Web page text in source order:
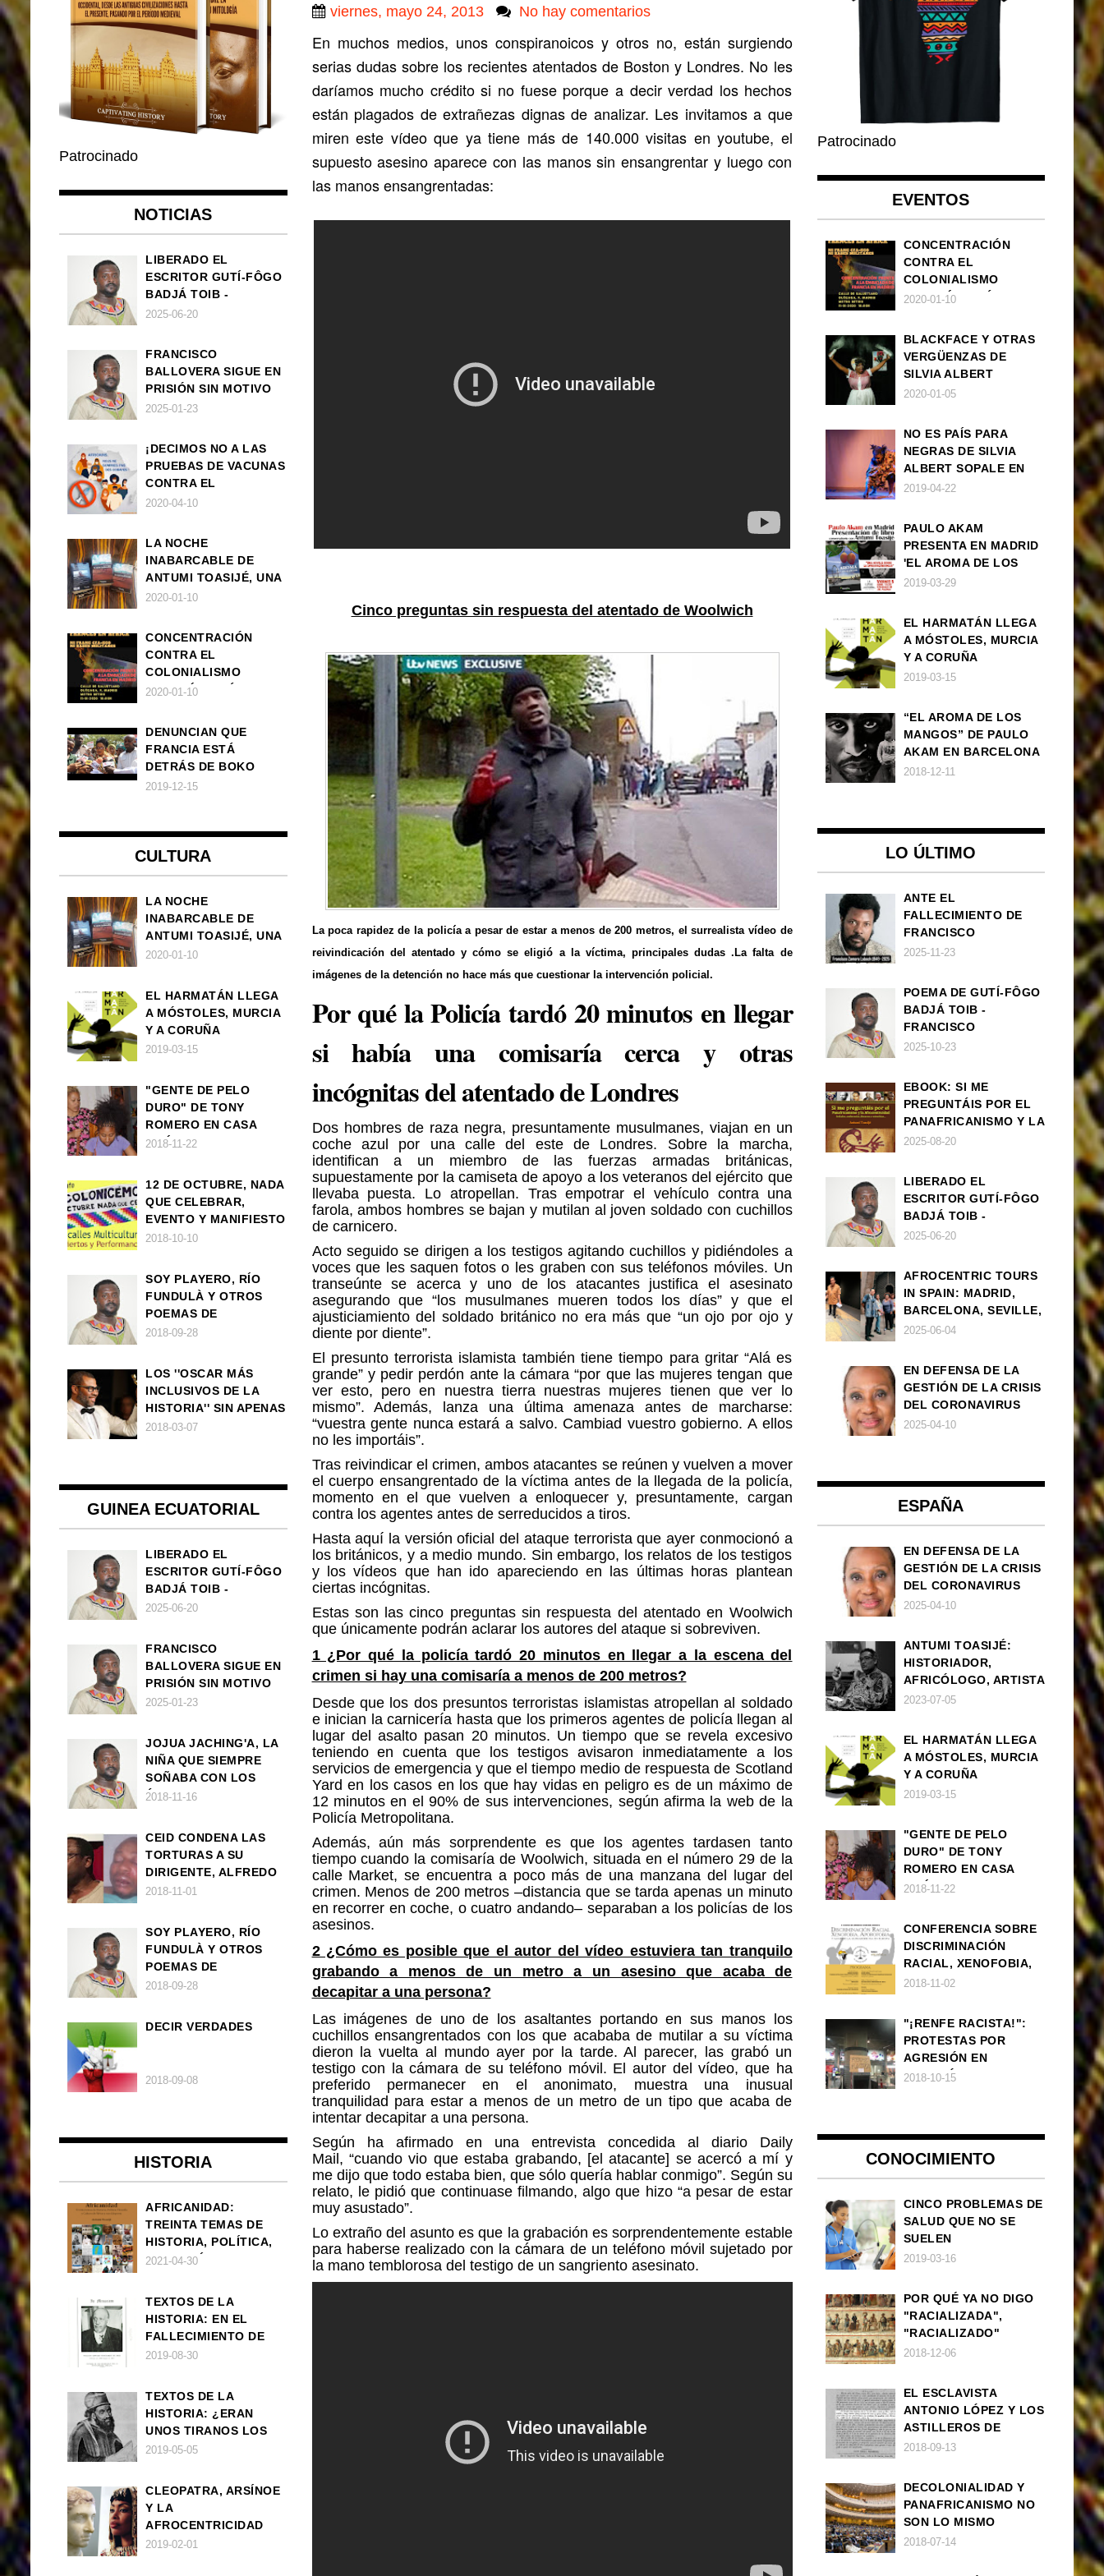
viernes, mayo 24, 2013 No hay comentarios
En muchos medios, unos conspiranoicos y otros no, están surgiendo
serias dudas sobre los recientes atentados de Boston y Londres. No les
daríamos mucho crédito si no fuese porque a decir verdad los hechos
están plagados de extrañezas dignas de analizar. Les invitamos a que
miren este vídeo que ya tiene más de 140.000 visitas en youtube, el
supuesto asesino aparece con las manos sin ensangrentar y luego con
las manos ensangrentadas:
Cinco preguntas sin respuesta del atentado de Woolwich
La poca rapidez de la policía a pesar de estar a menos de 200 metros, el surrealista vídeo de
reivindicación del atentado y cómo se eligió a la víctima, principales dudas .La falta de
imágenes de la detención no hace más que cuestionar la intervención policial.
Por qué la Policía tardó 20 minutos en llegar
si había una comisaría cerca y otras
incógnitas del atentado de Londres
Dos hombres de raza negra, presuntamente musulmanes, viajan en un
coche azul por una calle del este de Londres. Sobre la marcha,
identifican a un miembro de las fuerzas armadas británicas,
supuestamente por la camiseta de apoyo a los veteranos del ejército que
llevaba puesta. Lo atropellan. Tras empotrar el vehículo contra una
farola, ambos hombres se bajan y mutilan al joven soldado con cuchillos
de carnicero.
Acto seguido se dirigen a los testigos agitando cuchillos y pidiéndoles a
voces que les saquen fotos o les graben con sus teléfonos móviles. Un
transeúnte se acerca y uno de los atacantes justifica el asesinato
asegurando que“los musulmanes mueren todos los días” y que el
ajusticiamiento del soldado británico no era más que “un ojo por ojo y
diente por diente”.
El presunto terrorista islamista también tiene tiempo para gritar “Alá es
grande” y pedir perdón ante la cámara “por que las mujeres tengan que
ver esto, pero en nuestra tierra nuestras mujeres tienen que ver lo
mismo”. Además, lanza una última amenaza antes de marcharse:
“vuestra gente nunca estará a salvo. Cambiad vuestro gobierno. A ellos
no les importáis”.
Tras reivindicar el crimen, ambos atacantes se reúnen y vuelven a mover
el cuerpo ensangrentado de la víctima antes de la llegada de la policía,
momento en el que vuelven a enloquecer y, presuntamente, cargan
contra los agentes antes de serreducidos a tiros.
Hasta aquí la versión oficial del ataque terrorista que ayer conmocionó a
los británicos, y a medio mundo. Sin embargo, los relatos de los testigos
y los vídeos que han ido apareciendo en las últimas horas plantean
ciertas incógnitas.
Estas son lascinco preguntas sin respuesta del atentado en Woolwich
que únicamente podrán aclarar los autores del ataque si sobreviven.
1 ¿Por qué la policía tardó 20 minutos en llegar a la escena del
crimen si hay una comisaría a menos de 200 metros?
Desde que los dos presuntos terroristas islamistas atropellan al soldado
e inician la carnicería hasta que los primeros agentes de policía llegan al
lugar del asalto pasan 20 minutos. Un tiempo que se revela excesivo
teniendo en cuenta que los testigos avisaron inmediatamente a los
servicios de emergencia y que el tiempo medio de respuesta de Scotland
Yarden los casos en los que hay vidas en peligro es de un máximo de
12 minutosen el 90% de sus intervenciones, según afirma la web de la
Policía Metropolitana.
Además, aún más sorprendente es que los agentes tardasen tanto
tiempo cuando la comisaría de Woolwich, situada en el número 29 de la
calle Market, se encuentra a poco más de una manzana del lugar del
crimen. Menos de 200 metros –distancia que se tarda apenas un minuto
en recorrer en coche, o cuatro andando– separaban a los policías de los
asesinos.
2 ¿Cómo es posible que el autor del vídeo estuviera tan tranquilo
grabando a menos de un metro a un asesino que acaba de
decapitar a una persona?
Las imágenes de uno de los asaltantes portando en sus manos los
cuchillos ensangrentados con los que acababa de mutilar a su víctima
dieron la vuelta al mundo ayer por la tarde. Al parecer, las grabó un
testigo con la cámara de su teléfono móvil. El autor del vídeo, que ha
preferido permanecer en el anonimato, muestra una inusual
tranquilidad para estar a menos de un metro de un tipo que acaba de
intentar decapitar a una persona.
Según ha afirmado en una entrevista concedida al diario Daily
Mail, “cuando vio que estaba grabando, [el atacante] se acercó a mí y
me dijo que todo estaba bien, que sólo quería hablar conmigo”. Según su
relato, le pidió que continuase filmando, algo que hizo “a pesar de estar
muy asustado”.
Lo extraño del asunto es que la grabación es sorprendentemente estable
para haberse realizado con lacámara de un teléfono móvil sujetado por
la mano temblorosa del testigo de un sangriento asesinato.
Patrocinado
NOTICIAS
LIBERADO EL
ESCRITOR GUTÍ-FÔGO
BADJÁ TOIB -
FRANCISCO
2025-06-20
FRANCISCO
BALLOVERA SIGUE EN
PRISIÓN SIN MOTIVO
ALGUNO
2025-01-23
¡DECIMOS NO A LAS
PRUEBAS DE VACUNAS
CONTRA EL
CORONAVIRUS EN
2020-04-10
LA NOCHE
INABARCABLE DE
ANTUMI TOASIJÉ, UNA
NOVELA
2020-01-10
CONCENTRACIÓN
CONTRA EL
COLONIALISMO
FRANCÉS EN ÁFRICA
2020-01-10
DENUNCIAN QUE
FRANCIA ESTÁ
DETRÁS DE BOKO
HARAM
2019-12-15
CULTURA
LA NOCHE
INABARCABLE DE
ANTUMI TOASIJÉ, UNA
NOVELA
2020-01-10
EL HARMATÁN LLEGA
A MÓSTOLES, MURCIA
Y A CORUÑA
2019-03-15
"GENTE DE PELO
DURO" DE TONY
ROMERO EN CASA
AMÉRICA
2018-11-22
12 DE OCTUBRE, NADA
QUE CELEBRAR,
EVENTO Y MANIFIESTO
2018-10-10
SOY PLAYERO, RÍO
FUNDULÀ Y OTROS
POEMAS DE
FRANCISCO
2018-09-28
LOS ''OSCAR MÁS
INCLUSIVOS DE LA
HISTORIA'' SIN APENAS
TRIUNFOS AFRO
2018-03-07
GUINEA ECUATORIAL
LIBERADO EL
ESCRITOR GUTÍ-FÔGO
BADJÁ TOIB -
FRANCISCO
2025-06-20
FRANCISCO
BALLOVERA SIGUE EN
PRISIÓN SIN MOTIVO
ALGUNO
2025-01-23
JOJUA JACHING'A, LA
NIÑA QUE SIEMPRE
SOÑABA CON LOS
ÁNGELES (UN CUENTO
2018-11-16
CEID CONDENA LAS
TORTURAS A SU
DIRIGENTE, ALFREDO
OKENVE
2018-11-01
SOY PLAYERO, RÍO
FUNDULÀ Y OTROS
POEMAS DE
FRANCISCO
2018-09-28
DECIR VERDADES
2018-09-08
HISTORIA
AFRICANIDAD:
TREINTA TEMAS DE
HISTORIA, POLÍTICA,
FILOSOFÍA Y CULTURA
2021-04-30
TEXTOS DE LA
HISTORIA: EN EL
FALLECIMIENTO DE
W.E.B. DU BOIS
2019-08-30
TEXTOS DE LA
HISTORIA: ¿ERAN
UNOS TIRANOS LOS
FARAONES?
2019-05-05
CLEOPATRA, ARSÍNOE
Y LA
AFROCENTRICIDAD
MAL ENTENDIDA
2019-02-01
Patrocinado
EVENTOS
CONCENTRACIÓN
CONTRA EL
COLONIALISMO
FRANCÉS EN ÁFRICA
2020-01-10
BLACKFACE Y OTRAS
VERGÜENZAS DE
SILVIA ALBERT
SOPALE EN MADRID
2020-01-05
NO ES PAÍS PARA
NEGRAS DE SILVIA
ALBERT SOPALE EN
BARCELONA
2019-04-22
PAULO AKAM
PRESENTA EN MADRID
'EL AROMA DE LOS
MANGOS', UNA
AFRODESCENDENCIA
2019-03-29
EL HARMATÁN LLEGA
A MÓSTOLES, MURCIA
Y A CORUÑA
2019-03-15
“EL AROMA DE LOS
MANGOS” DE PAULO
AKAM EN BARCELONA
2018-12-11
LO ÚLTIMO
ANTE EL
FALLECIMIENTO DE
FRANCISCO
ZAMORA LOBOCH
2025-11-23
POEMA DE GUTÍ-FÔGO
BADJÁ TOIB -
FRANCISCO
BALLOVERA ESTRADA:
2025-10-23
EBOOK: SI ME
PREGUNTÁIS POR EL
PANAFRICANISMO Y LA
AFROCENTRICIDAD
2025-08-20
LIBERADO EL
ESCRITOR GUTÍ-FÔGO
BADJÁ TOIB -
FRANCISCO
2025-06-20
AFROCENTRIC TOURS
IN SPAIN: MADRID,
BARCELONA, SEVILLE,
IBIZA
2025-06-04
EN DEFENSA DE LA
GESTIÓN DE LA CRISIS
DEL CORONAVIRUS
POR PARTE DEL
2025-04-10
ESPAÑA
EN DEFENSA DE LA
GESTIÓN DE LA CRISIS
DEL CORONAVIRUS
POR PARTE DEL
2025-04-10
ANTUMI TOASIJÉ:
HISTORIADOR,
AFRICÓLOGO, ARTISTA
2023-07-05
EL HARMATÁN LLEGA
A MÓSTOLES, MURCIA
Y A CORUÑA
2019-03-15
"GENTE DE PELO
DURO" DE TONY
ROMERO EN CASA
AMÉRICA
2018-11-22
CONFERENCIA SOBRE
DISCRIMINACIÓN
RACIAL, XENOFOBIA,
APOROFOBIA Y AUGE
2018-11-02
"¡RENFE RACISTA!":
PROTESTAS POR
AGRESIÓN EN
ESTACIÓN DE TREN DE
2018-10-15
CONOCIMIENTO
CINCO PROBLEMAS DE
SALUD QUE NO SE
SUELEN
DIAGNOSTICAR BIEN
2019-03-16
POR QUÉ YA NO DIGO
"RACIALIZADA",
"RACIALIZADO"
2018-12-06
EL ESCLAVISTA
ANTONIO LÓPEZ Y LOS
ASTILLEROS DE
NAVANTIA
2018-09-13
DECOLONIALIDAD Y
PANAFRICANISMO NO
SON LO MISMO
2018-07-14